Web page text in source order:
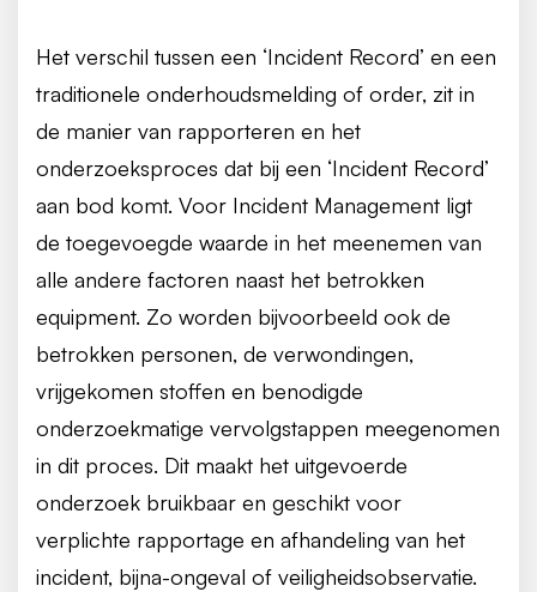
Het verschil tussen een ‘Incident Record’ en een
traditionele onderhoudsmelding of order, zit in
de manier van rapporteren en het
onderzoeksproces dat bij een ‘Incident Record’
aan bod komt. Voor Incident Management ligt
de toegevoegde waarde in het meenemen van
alle andere factoren naast het betrokken
equipment. Zo worden bijvoorbeeld ook de
betrokken personen, de verwondingen,
vrijgekomen stoffen en benodigde
onderzoekmatige vervolgstappen meegenomen
in dit proces. Dit maakt het uitgevoerde
onderzoek bruikbaar en geschikt voor
verplichte rapportage en afhandeling van het
incident, bijna-ongeval of veiligheidsobservatie.